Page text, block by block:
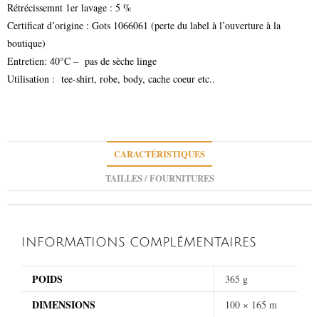
Rétrécissemnt 1er lavage : 5 %
Certificat d’origine : Gots 1066061 (perte du label à l’ouverture à la
boutique)
Entretien: 40°C – pas de sèche linge
Utilisation : tee-shirt, robe, body, cache coeur etc..
CARACTÉRISTIQUES
TAILLES / FOURNITURES
INFORMATIONS COMPLÉMENTAIRES
POIDS 365 g
DIMENSIONS 100 × 165 m